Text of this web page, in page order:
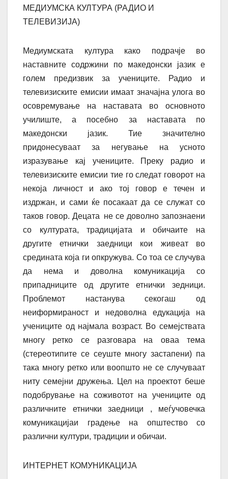
МЕДИУМСКА КУЛТУРА (РАДИО И
ТЕЛЕВИЗИЈА)
Медиумската култура како подрачје во
наставните содржини по македонски јазик е
голем предизвик за учениците. Радио и
телевизиските емисии имаат значајна улога во
осовремување на наставата во основното
училиште, а посебно за наставата по
македонски јазик. Тие значително
придонесуваат за негување на усното
изразување кај учениците. Преку радио и
телевизиските емисии тие го следат говорот на
некоја личност и ако тој говор е течен и
издржан, и сами ќе посакаат да се служат со
таков говор. Децата не се доволно запознаени
со културата, традицијата и обичаите на
другите етнички заедници кои живеат во
средината која ги опкружува. Со тоа се случува
да нема и доволна комуникација со
припадниците од другите етнички зедници.
Проблемот настанува секогаш од
неиформираност и недоволна едукација на
учениците од најмала возраст. Во семејствата
многу ретко се разговара на оваа тема
(стереотипите се сеуште многу застапени) па
така многу ретко или воопшто не се случуваат
ниту семејни дружења.
Цел на проектот беше
подобрување на соживотот на учениците од
различните етнички заедници , меѓучовечка
комуникацијаи градење на општество со
различни култури, традиции и обичаи.
ИНТЕРНЕТ КОМУНИКАЦИЈА